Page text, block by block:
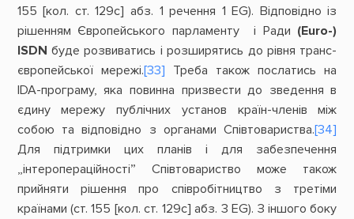
155 [кол. ст. 129с] абз. 1 речення 1 EG). Відповідно із
рішенням Європейського парламенту і Ради (Euro-)
ISDN буде розвиватись і розширятись до рівня транс-
європейської мережі.[33] Треба також послатись на
IDA-програму, яка повинна призвести до зведення в
єдину мережу публічних установ країн-членів між
собою та відповідно з органами Співтовариства.[34]
Для підтримки цих планів і для забезпечення
„інтеропераційності” Співтовариство може також
прийняти рішення про співробітництво з третіми
країнами (ст. 155 [кол. ст. 129с] абз. 3 EG). З іншого боку